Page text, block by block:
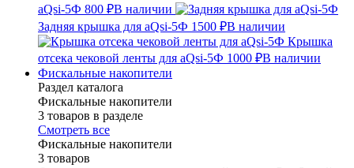
aQsi-5Ф 800 ₽В наличии
Задняя крышка для aQsi-5Ф 1500 ₽В наличии
Крышка
отсека чековой ленты для aQsi-5Ф 1000 ₽В наличии
Фискальные накопители
Раздел каталога
Фискальные накопители
3 товаров в разделе
Смотреть все
Фискальные накопители
3 товаров